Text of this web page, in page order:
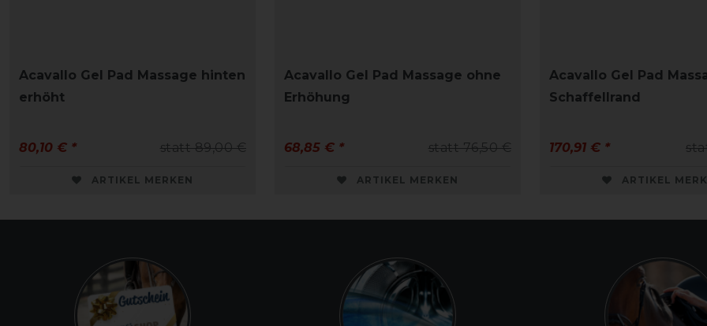
Acavallo Gel Pad Massage hinten
erhöht
statt 89,00 €
80,10 € *
ARTIKEL MERKEN
Acavallo Gel Pad Massage ohne
Erhöhung
statt 76,50 €
68,85 € *
ARTIKEL MERKEN
Acavallo Gel Pad
Schaffellrand
170,91 € *
ARTIKEL